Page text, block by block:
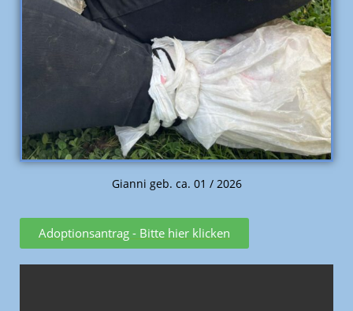
Gianni geb. ca. 01 / 2026
Adoptionsantrag - Bitte hier klicken